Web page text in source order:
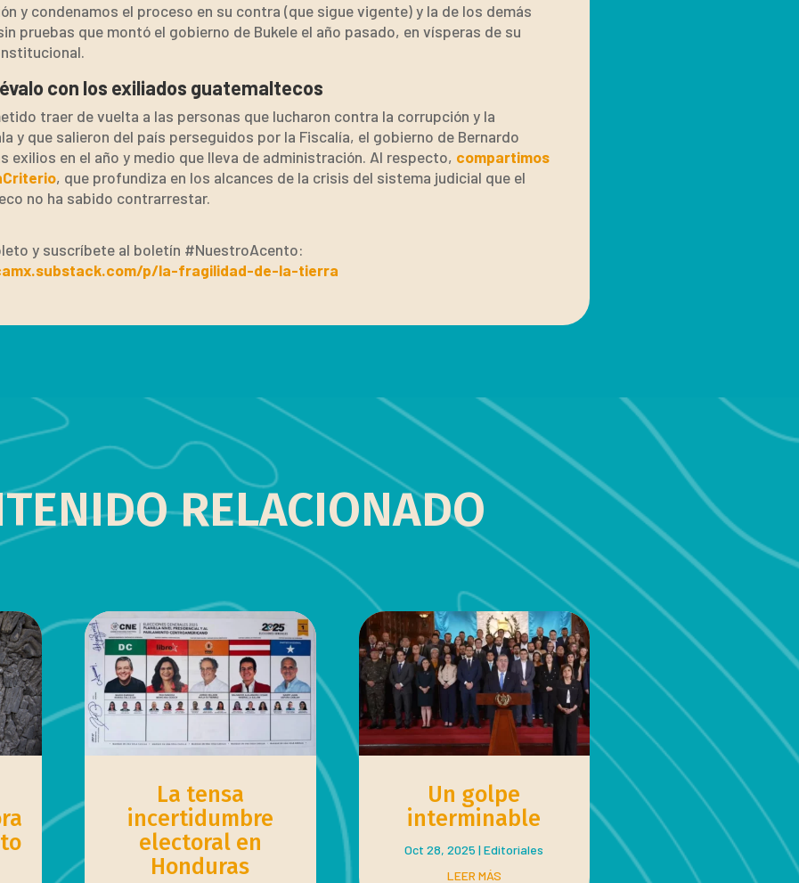
y condenamos el proceso en su contra (que sigue vigente) y la de los demás
pruebas que montó el gobierno de Bukele el año pasado, en vísperas de su
con los exiliados guatemaltecos
traer de vuelta a las personas que lucharon contra la corrupción y la
y que salieron del país perseguidos por la Fiscalía, el gobierno de Bernardo
exilios en el año y medio que lleva de administración. Al respecto, compartimos
, que profundiza en los alcances de la crisis del sistema judicial que el
no ha sabido contrarrestar.
y suscríbete al boletín #NuestroAcento:
p/la-fragilidad-de-la-tierra
RELACIONADO
La tensa
incertidumbre
electoral en
Honduras
Un golpe
interminable
Oct 28, 2025 |Editoriales
LEER MÁS